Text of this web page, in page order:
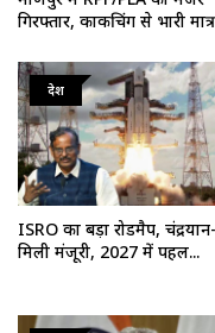
गिरफ्तार, काकचिंग से भारी
देश
ISRO का बड़ा रोडमैप,
मिली मंजूरी, 2027 में पहल...